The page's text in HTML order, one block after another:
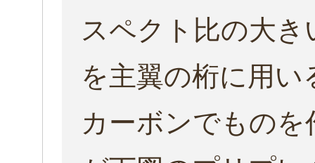
スペクト比の大
を主翼の桁に用
カーボンでもの